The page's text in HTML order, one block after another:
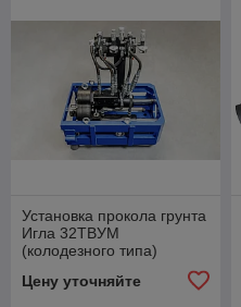
Установка прокола грунта
Игла 32ТВУМ
(колодезного типа)
Цену уточняйте